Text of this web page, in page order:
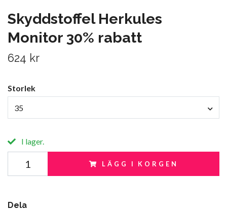
Skyddstoffel Herkules
Monitor 30% rabatt
624 kr
Storlek
35
I lager.
LÄGG I KORGEN
Dela